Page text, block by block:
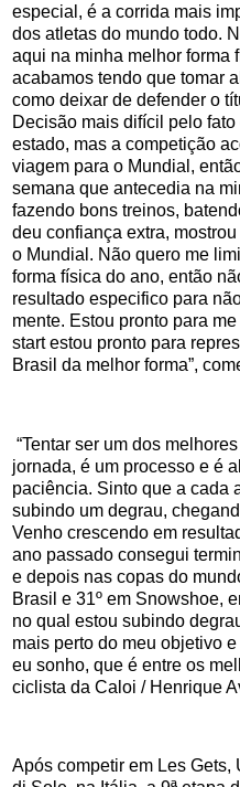
especial, é a corrida mais
dos atletas do mundo todo.
aqui na minha melhor forma
acabamos tendo que tomar
como deixar de defender o
Decisão mais difícil pelo
estado, mas a competição
viagem para o Mundial,
semana que antecedia na
fazendo bons treinos,
deu confiança extra,
o Mundial. Não quero me
forma física do ano, então
resultado especifico para
mente. Estou pronto para
start estou pronto para
Brasil da melhor forma”,
“Tentar ser um dos
jornada, é um processo e é
paciência. Sinto que a cada
subindo um degrau,
Venho crescendo em
ano passado consegui
e depois nas copas do
Brasil e 31º em Snowshoe,
no qual estou subindo
mais perto do meu objetivo
eu sonho, que é entre os
ciclista da Caloi / Henrique
Após competir em Les Gets,